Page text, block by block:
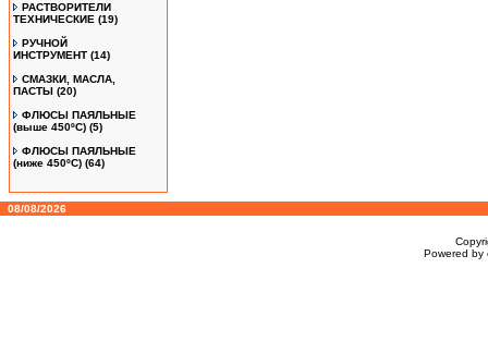
РАСТВОРИТЕЛИ
ТЕХНИЧЕСКИЕ (19)
РУЧНОЙ
ИНСТРУМЕНТ (14)
СМАЗКИ, МАСЛА,
ПАСТЫ (20)
ФЛЮСЫ ПАЯЛЬНЫЕ
(выше 450ºC) (5)
ФЛЮСЫ ПАЯЛЬНЫЕ
(ниже 450ºC) (64)
08/08/2026
Powered by